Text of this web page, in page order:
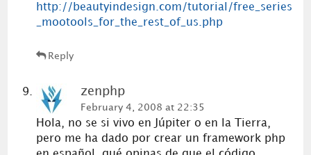
http://beautyindesign.com/tutorial/free_series
_mootools_for_the_rest_of_us.php
Reply
zenphp
February 4, 2008 at 22:35
Hola, no se si vivo en Júpiter o en la Tierra,
pero me ha dado por crear un framework php